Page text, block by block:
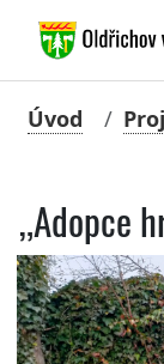
Úvod
„Adopce